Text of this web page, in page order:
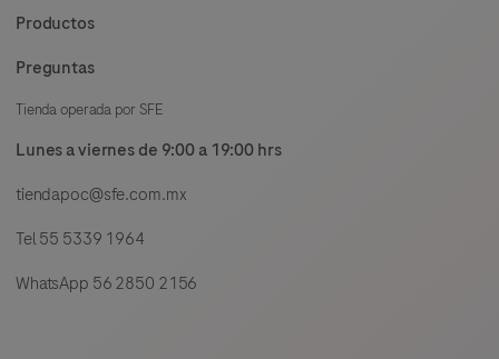
Productos
Preguntas
Tienda operada por SFE
Lunes a viernes de 9:00 a 19:00 hrs
tiendapoc@sfe.com.mx
Tel 55 5339 1964
WhatsApp 56 2850 2156